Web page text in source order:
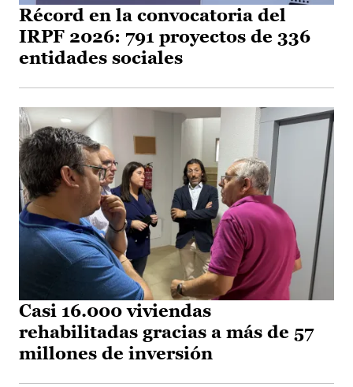
Récord en la convocatoria del
IRPF 2026: 791 proyectos de 336
entidades sociales
Casi 16.000 viviendas
rehabilitadas gracias a más de 57
millones de inversión